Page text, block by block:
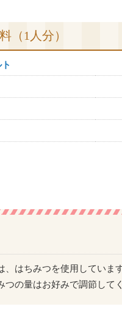
（1人分）
、はちみつを使用してい
つの量はお好みで調節して